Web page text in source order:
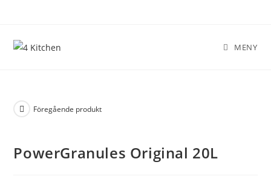
MENY
Föregående produkt
PowerGranules Original 20L